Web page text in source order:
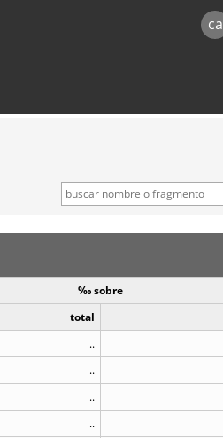
ca
‰ sobre
total
..
..
..
..